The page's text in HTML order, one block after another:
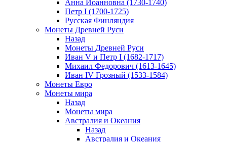
Анна Иоанновна (1730-1740)
Петр I (1700-1725)
Русская Финляндия
Монеты Древней Руси
Назад
Монеты Древней Руси
Иван V и Петр I (1682-1717)
Михаил Федорович (1613-1645)
Иван IV Грозный (1533-1584)
Монеты Евро
Монеты мира
Назад
Монеты мира
Австралия и Океания
Назад
Австралия и Океания